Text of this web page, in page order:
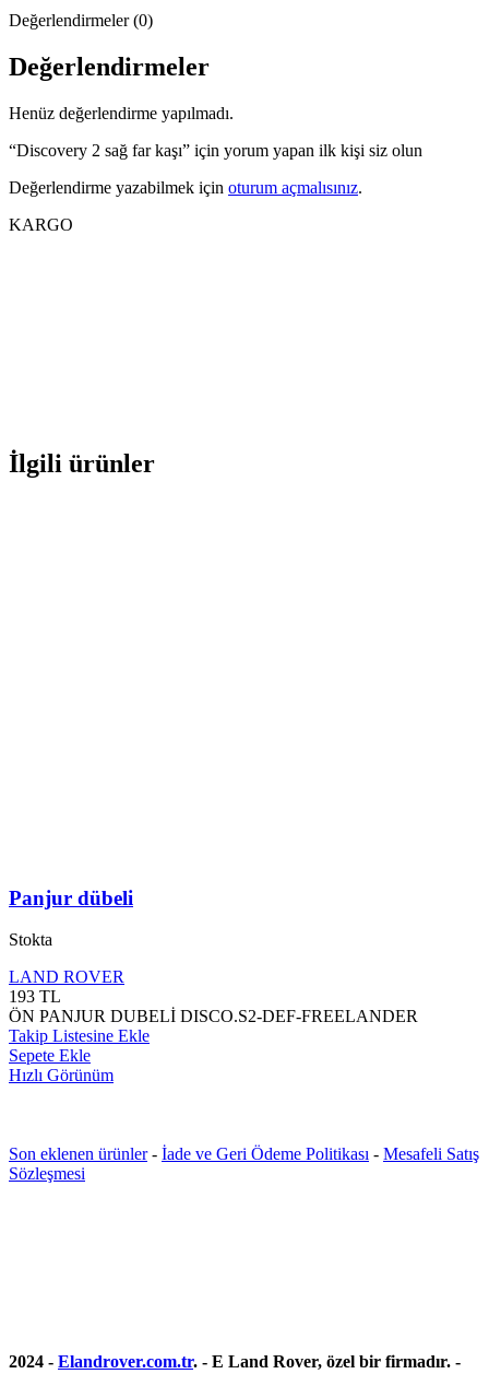
Değerlendirmeler (0)
Değerlendirmeler
Henüz değerlendirme yapılmadı.
“Discovery 2 sağ far kaşı” için yorum yapan ilk kişi siz olun
Değerlendirme yazabilmek için oturum açmalısınız.
KARGO
İlgili ürünler
Panjur dübeli
Stokta
LAND ROVER
193 TL
ÖN PANJUR DUBELİ DISCO.S2-DEF-FREELANDER
Takip Listesine Ekle
Sepete Ekle
Hızlı Görünüm
Son eklenen ürünler- İade ve Geri Ödeme Politikası - Mesafeli Satış
Sözleşmesi
2024 - Elandrover.com.tr. - E Land Rover, özel bir firmadır. -